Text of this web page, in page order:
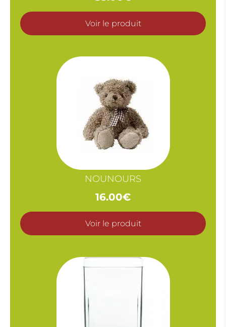
Voir le produit
NOUNOURS
16.00€
Voir le produit